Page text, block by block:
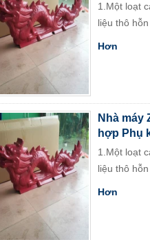
1.Một loạt
liệu thô
Hơn
Nhà máy
hợp Phụ
1.Một loạt
liệu thô
Hơn